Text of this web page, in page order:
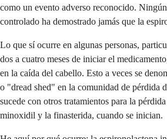
como un evento adverso reconocido.
controlado ha demostrado jamás que la
Lo que sí ocurre en algunas personas,
dos a cuatro meses de iniciar el
en la caída del cabello. Esto a veces se
o "dread shed" en la comunidad de pérdida
sucede con otros tratamientos para la
minoxidil y la finasterida, cuando se inician.